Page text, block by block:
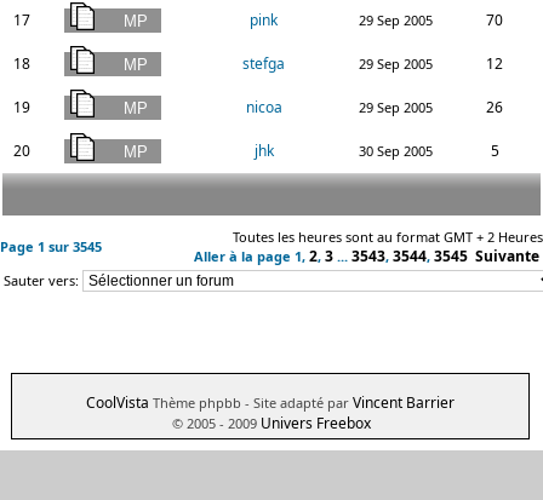
17 pink 29 Sep 2005 70
18 stefga 29 Sep 2005 12
19 nicoa 29 Sep 2005 26
20 jhk 30 Sep 2005 5
Page 1 sur 3545
Toutes les heures sont au format GMT + 2 Heures
Aller à la page 1, 2, 3 ... 3543, 3544, 3545 Suivante
Sauter vers:
CoolVista Thème phpbb - Site adapté par Vincent Barrier
© 2005 - 2009 Univers Freebox